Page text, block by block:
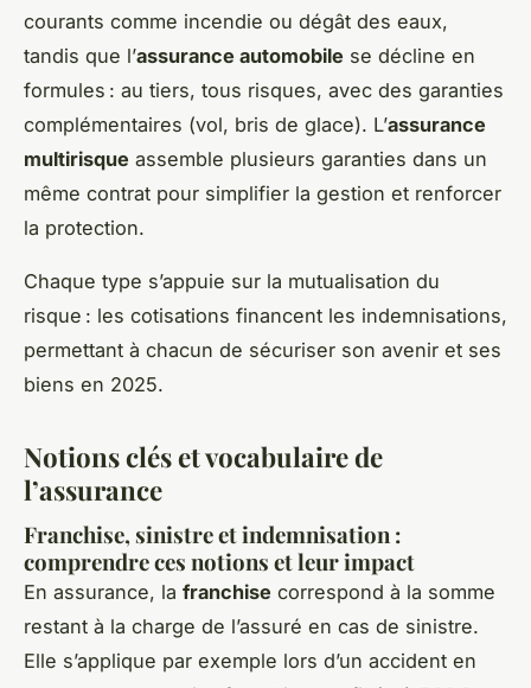
courants comme incendie ou dégât des eaux,
tandis que l’assurance automobile se décline en
formules : au tiers, tous risques, avec des garanties
complémentaires (vol, bris de glace). L’assurance
multirisque assemble plusieurs garanties dans un
même contrat pour simplifier la gestion et renforcer
la protection.
Chaque type s’appuie sur la mutualisation du
risque : les cotisations financent les indemnisations,
permettant à chacun de sécuriser son avenir et ses
biens en 2025.
Notions clés et vocabulaire de
l’assurance
Franchise, sinistre et indemnisation :
comprendre ces notions et leur impact
En assurance, la franchise correspond à la somme
restant à la charge de l’assuré en cas de sinistre.
Elle s’applique par exemple lors d’un accident en